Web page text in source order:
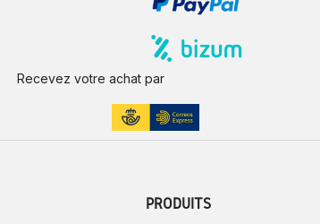
Recevez votre achat par
PRODUITS